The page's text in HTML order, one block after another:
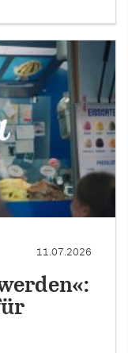
11.07.2026